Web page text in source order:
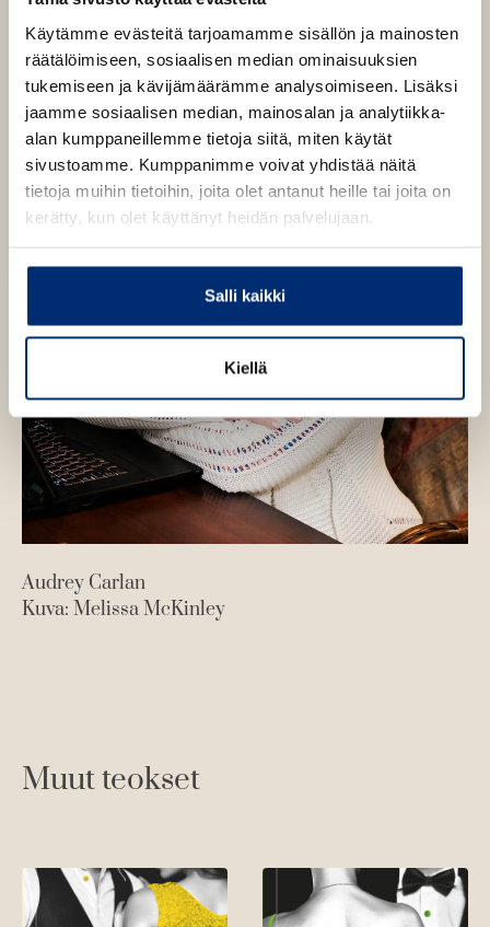
Käytämme evästeitä tarjoamamme sisällön ja mainosten
räätälöimiseen, sosiaalisen median ominaisuuksien
tukemiseen ja kävijämäärämme analysoimiseen. Lisäksi
jaamme sosiaalisen median, mainosalan ja analytiikka-
alan kumppaneillemme tietoja siitä, miten käytät
sivustoamme. Kumppanimme voivat yhdistää näitä
tietoja muihin tietoihin, joita olet antanut heille tai joita on
kerätty, kun olet käyttänyt heidän palvelujaan.
Salli kaikki
Kiellä
n
y
C
r
l
a
n
Audrey Carlan
Kuva: Melissa McKinley
Muut teokset